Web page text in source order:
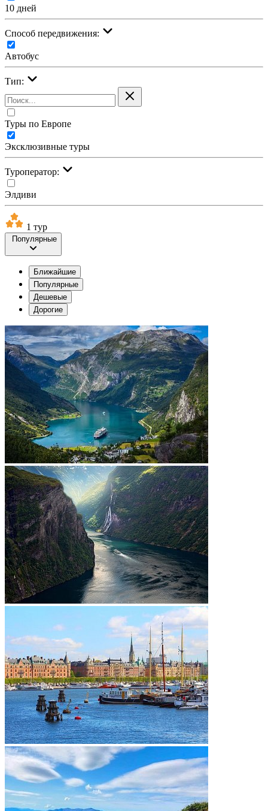
10 дней
Cпособ передвижения:
Автобус
Тип:
Туры по Европе
Эксклюзивные туры
Туроператор:
Элдиви
1 тур
Популярные
Ближайшие
Популярные
Дешевые
Дорогие